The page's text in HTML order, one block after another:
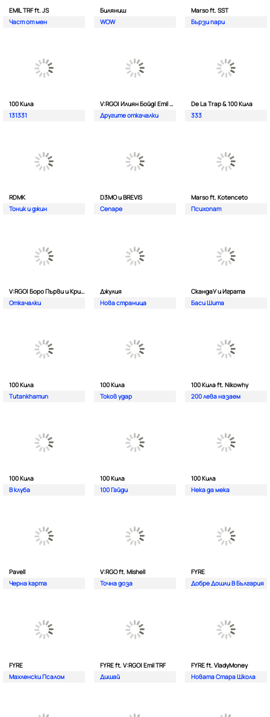
EMIL TRF ft. JS
Част от мен
Биляниш
WOW
Marso ft. SST
Бързи пари
100 Кила
131331
V:RGO| Илиян Бойд| Emil TRF| Dim4oU и Aтанас Колев
Другите откачалки
De La Trap & 100 Кила
333
RDMK
Тоник и джин
D3MO и BREVIS
Сепаре
Marso ft. Kotenceto
Психопат
V:RGO| Боро Първи и Криско
Откачалки
Джулия
Нова страница
СкандаУ и Играта
Баси Шита
100 Кила
Tutankhamun
100 Кила
Токов удар
100 Кила ft. Nikowhy
200 лева назаем
100 Кила
В клуба
100 Кила
100 Гайди
100 Кила
Нека да мека
Pavell
Черна карта
V:RGO ft. Mishell
Точна доза
FYRE
Добре Дошли В България
FYRE
Махленски Псалом
FYRE ft. V:RGO| Emil TRF
Дишай
FYRE ft. VladyMoney
Новата Стара Школа